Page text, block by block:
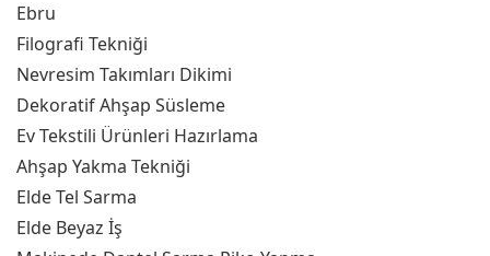
Ebru
Filografi Tekniği
Nevresim Takımları Dikimi
Dekoratif Ahşap Süsleme
Ev Tekstili Ürünleri Hazırlama
Ahşap Yakma Tekniği
Elde Tel Sarma
Elde Beyaz İş